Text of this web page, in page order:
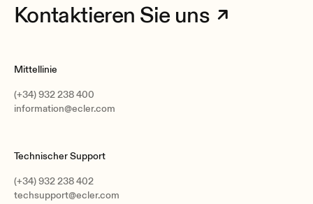
Kontaktieren Sie uns
Mittellinie
(+34) 932 238 400
information@ecler.com
Technischer Support
(+34) 932 238 402
techsupport@ecler.com